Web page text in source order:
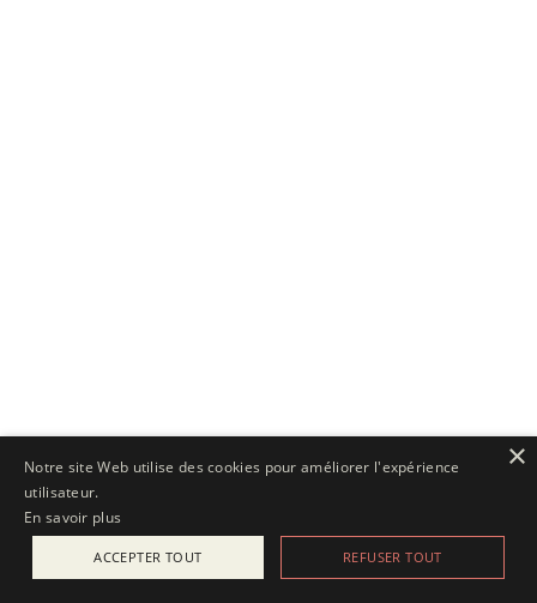
×
Notre site Web utilise des cookies pour améliorer l'expérience
utilisateur.
En savoir plus
ACCEPTER TOUT REFUSER TOUT